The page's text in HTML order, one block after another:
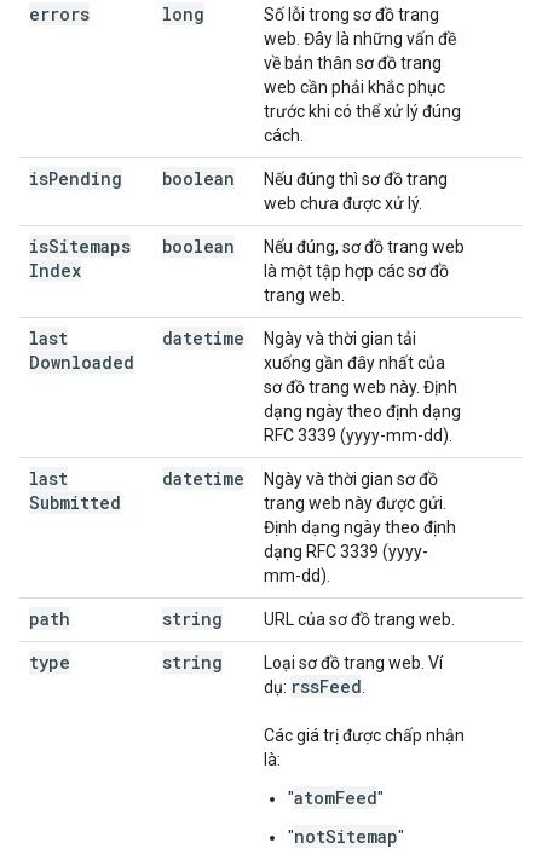
errors long
Số lỗi trong sơ đồ trang
web. Đây là những vấn đề
về bản thân sơ đồ trang
web cần phải khắc phục
trước khi có thể xử lý đúng
cách.
isPending boolean
Nếu đúng thì sơ đồ trang
web chưa được xử lý.
isSitemaps
Index
boolean
Nếu đúng, sơ đồ trang web
là một tập hợp các sơ đồ
trang web.
last
Downloaded
datetime
Ngày và thời gian tải
xuống gần đây nhất của
sơ đồ trang web này. Định
dạng ngày theo định dạng
RFC 3339 (yyyy-mm-dd).
last
Submitted
datetime
Ngày và thời gian sơ đồ
trang web này được gửi.
Định dạng ngày theo định
dạng RFC 3339 (yyyy-
mm-dd).
path string URL của sơ đồ trang web.
type string
Loại sơ đồ trang web. Ví
dụ: rssFeed
Các giá trị được chấp nhận
là:
"atomFeed"
"notSitemap"